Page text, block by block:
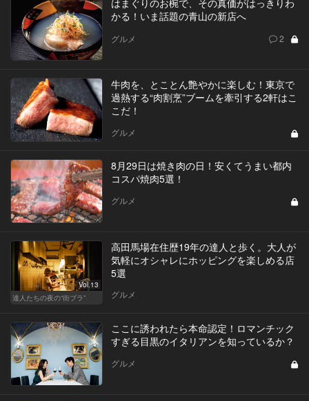
かる！いま話題の青山の新店へ
グルメ 2
牛肉を、とことん艶やかに楽しむ！東京で
過熱する“肉割烹”ブームを牽引する2軒はこ
こだ！
グルメ
8月29日は焼き肉の日！安くてうまい都内
コスパ焼肉5選！
グルメ
Vol.13
達人たちの夜の“街ブラ”
高田馬場在住歴19年の達人と歩く。大人が
気軽にオシャレにホッピングを楽しめる店
5選
グルメ
ここに誘われたら本命認定！ロマンチック
すぎる目黒のイタリアンを知っているか？
グルメ